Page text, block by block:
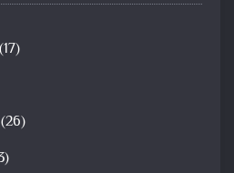
(17)
(26)